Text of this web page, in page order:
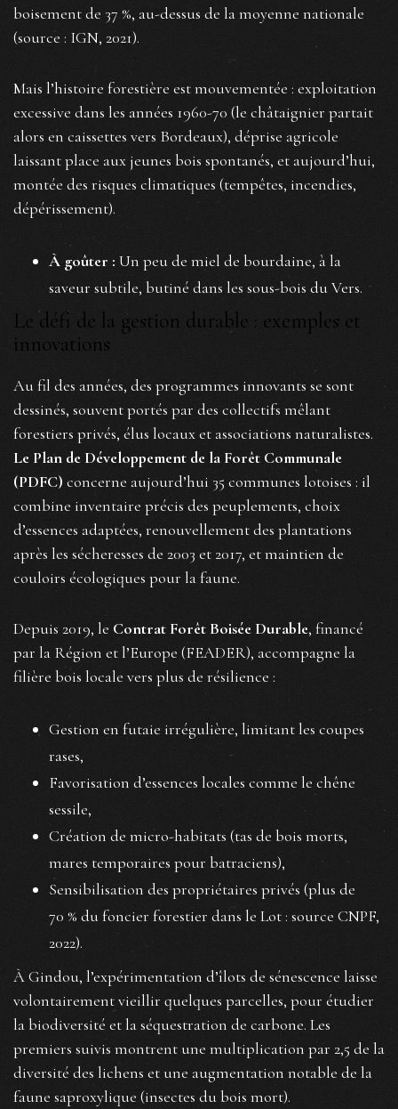
boisement de 37 %, au-dessus de la moyenne nationale
(source : IGN, 2021).
Mais l’histoire forestière est mouvementée : exploitation
excessive dans les années 1960-70 (le châtaignier partait
alors en caissettes vers Bordeaux), déprise agricole
laissant place aux jeunes bois spontanés, et aujourd’hui,
montée des risques climatiques (tempêtes, incendies,
dépérissement).
À goûter : Un peu de miel de bourdaine, à la
saveur subtile, butiné dans les sous-bois du Vers.
Le défi de la gestion durable : exemples et
innovations
Au fil des années, des programmes innovants se sont
dessinés, souvent portés par des collectifs mêlant
forestiers privés, élus locaux et associations naturalistes.
Le Plan de Développement de la Forêt Communale
(PDFC) concerne aujourd’hui 35 communes lotoises : il
combine inventaire précis des peuplements, choix
d’essences adaptées, renouvellement des plantations
après les sécheresses de 2003 et 2017, et maintien de
couloirs écologiques pour la faune.
Depuis 2019, le Contrat Forêt Boisée Durable, financé
par la Région et l’Europe (FEADER), accompagne la
filière bois locale vers plus de résilience :
Gestion en futaie irrégulière, limitant les coupes
rases,
Favorisation d’essences locales comme le chêne
sessile,
Création de micro-habitats (tas de bois morts,
mares temporaires pour batraciens),
Sensibilisation des propriétaires privés (plus de
70 % du foncier forestier dans le Lot : source CNPF,
2022).
À Gindou, l’expérimentation d’îlots de sénescence laisse
volontairement vieillir quelques parcelles, pour étudier
la biodiversité et la séquestration de carbone. Les
premiers suivis montrent une multiplication par 2,5 de la
diversité des lichens et une augmentation notable de la
faune saproxylique (insectes du bois mort).